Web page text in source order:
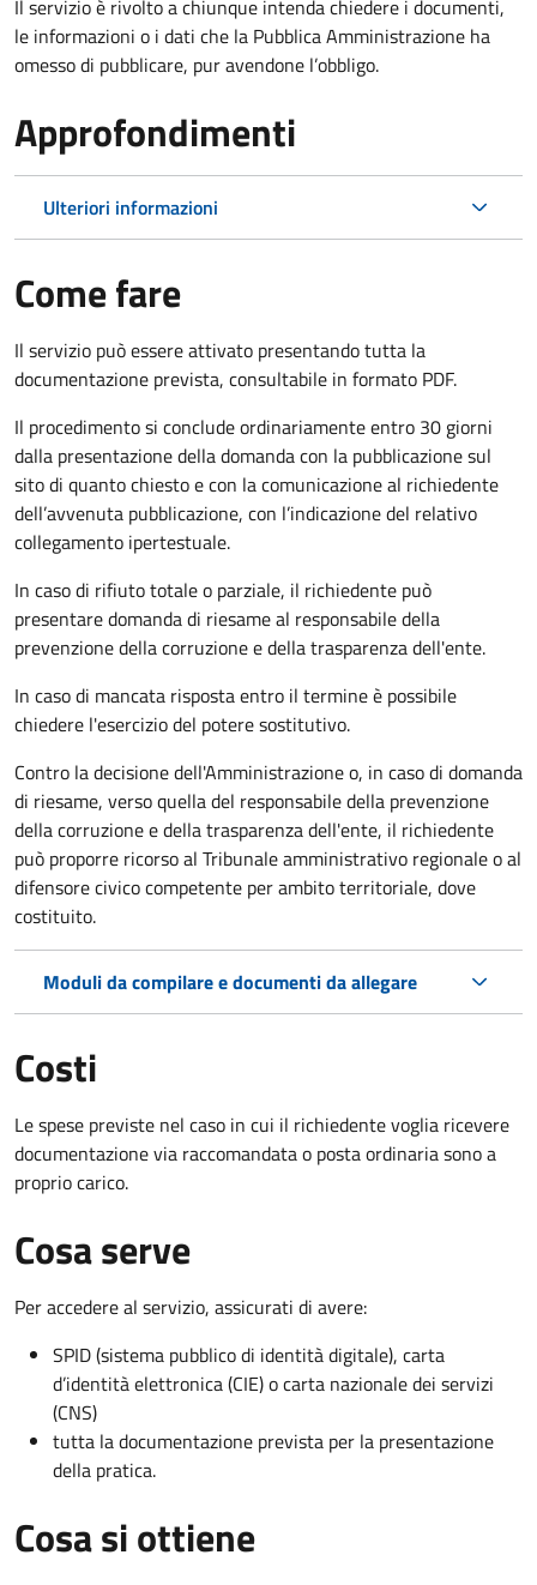
Il servizio è rivolto a chiunque intenda chiedere i documenti,
le informazioni o i dati che la Pubblica Amministrazione ha
omesso di pubblicare, pur avendone l’obbligo.
Approfondimenti
Ulteriori informazioni
Come fare
Il servizio può essere attivato presentando tutta la
documentazione prevista, consultabile in formato PDF.
Il procedimento si conclude ordinariamente entro 30 giorni
dalla presentazione della domanda con la pubblicazione sul
sito di quanto chiesto e con la comunicazione al richiedente
dell’avvenuta pubblicazione, con l’indicazione del relativo
collegamento ipertestuale.
In caso di rifiuto totale o parziale, il richiedente può
presentare domanda di riesame al responsabile della
prevenzione della corruzione e della trasparenza dell'ente.
In caso di mancata risposta entro il termine è possibile
chiedere l'esercizio del potere sostitutivo.
Contro la decisione dell'Amministrazione o, in caso di domanda
di riesame, verso quella del responsabile della prevenzione
della corruzione e della trasparenza dell'ente, il richiedente
può proporre ricorso al Tribunale amministrativo regionale o al
difensore civico competente per ambito territoriale, dove
costituito.
Moduli da compilare e documenti da allegare
Costi
Le spese previste nel caso in cui il richiedente voglia ricevere
documentazione via raccomandata o posta ordinaria sono a
proprio carico.
Cosa serve
Per accedere al servizio, assicurati di avere:
SPID (sistema pubblico di identità digitale), carta
d’identità elettronica (CIE) o carta nazionale dei servizi
(CNS)
tutta la documentazione prevista per la presentazione
della pratica.
Cosa si ottiene